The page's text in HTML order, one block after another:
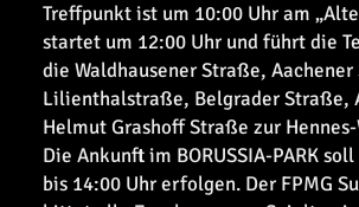
Treffpunkt ist um 10:00 Uhr am
startet um 12:00 Uhr und führt die
die Waldhausener Straße,
Lilienthalstraße, Belgrader Straße,
Helmut Grashoff Straße zur
Die Ankunft im BORUSSIA-PARK
bis 14:00 Uhr erfolgen. Der FPMG